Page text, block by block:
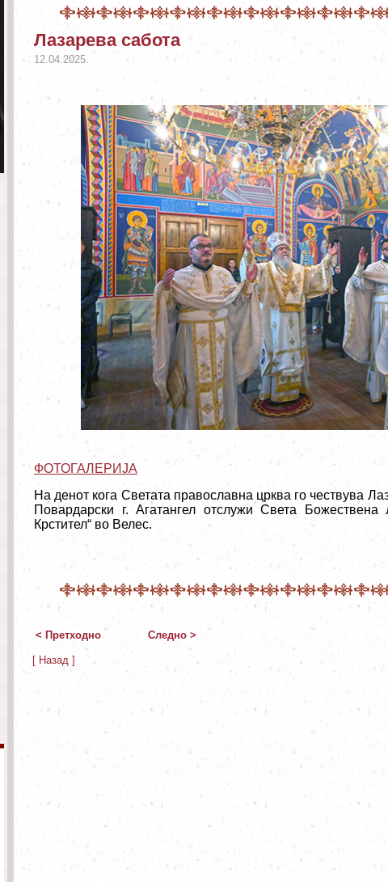
Лазарева сабота
12.04.2025.
ФОТОГАЛЕРИЈА
На денот кога Светата православна црква го чествува
Повардарски г. Агатангел отслужи Света Божествена
Крстител“ во Велес.
< Претходно Следно >
[ Назад ]